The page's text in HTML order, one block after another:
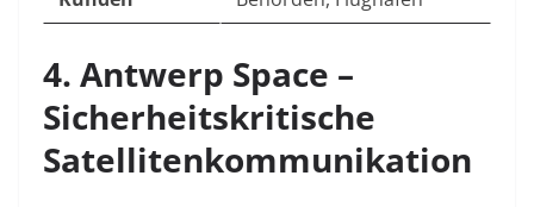
4. Antwerp Space –
Sicherheitskritische
Satellitenkommunikation